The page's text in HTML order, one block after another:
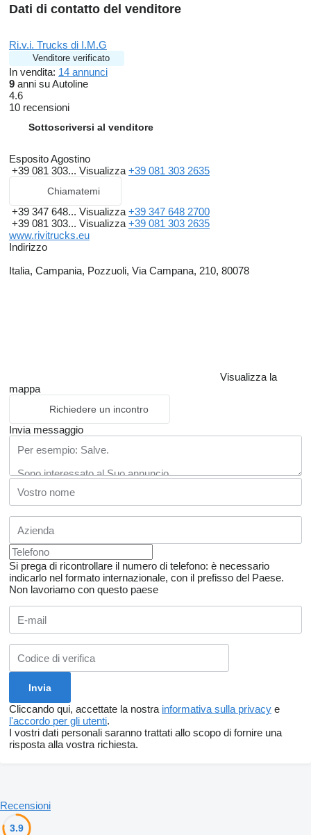
Dati di contatto del venditore
Ri.v.i. Trucks di I.M.G
Venditore verificato
In vendita: 14 annunci
9 anni su Autoline
4.6
10 recensioni
Sottoscriversi al venditore
Esposito Agostino
+39 081 303... Visualizza +39 081 303 2635
Chiamatemi
+39 347 648... Visualizza +39 347 648 2700
+39 081 303... Visualizza +39 081 303 2635
www.rivitrucks.eu
Indirizzo
Italia, Campania, Pozzuoli, Via Campana, 210, 80078
Visualizza la
mappa
Richiedere un incontro
Invia messaggio
Si prega di ricontrollare il numero di telefono: è necessario
indicarlo nel formato internazionale, con il prefisso del Paese.
Non lavoriamo con questo paese
Cliccando qui, accettate la nostra informativa sulla privacy e
l'accordo per gli utenti.
I vostri dati personali saranno trattati allo scopo di fornire una
risposta alla vostra richiesta.
Recensioni
3.9